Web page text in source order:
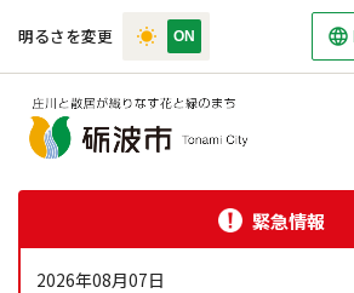
明るさを変更
緊急情報
2026年08月07日